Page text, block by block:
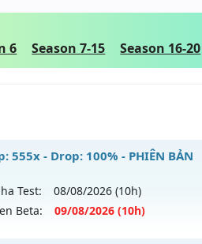
6 Season 7-15 Season 16-20
555x - Drop: 100% - PHIÊN BẢN
Test: 08/08/2026 (10h)
Beta: 09/08/2026 (10h)